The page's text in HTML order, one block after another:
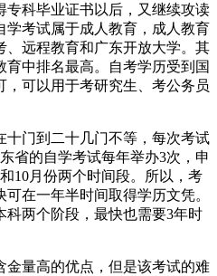
专科毕业证书以后，又继续攻读
学考试属于成人教育，成人教育
、远程教育和广东开放大学。其
中排名最高。自考学历受到国
可以用于考研究生、考公务员
门到二十几门不等，每次考试
省的自学考试每年举办3次，申
10月份两个时间段。所以，考
在一年半时间取得学历文凭。
两个阶段，最快也需要3年时
量高的优点，但是该考试的难